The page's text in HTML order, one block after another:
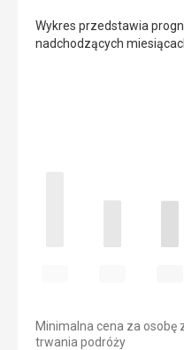
Wykres przedstawia
nadchodzących
Minimalna cena za osobę
trwania podróży